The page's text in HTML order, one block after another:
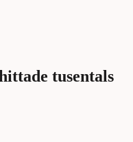
tusentals